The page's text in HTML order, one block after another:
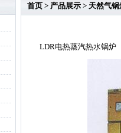
首页 > 产品展示 > 天然气
LDR电热蒸汽热水锅炉